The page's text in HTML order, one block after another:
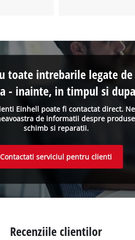
Einhell poate fi contactat direct.
de informatii despre
schimb si reparatii.
toate intrebarile legate
- inainte, in timpul si
Contactati serviciul pentru clienti
Recenziile clientilor